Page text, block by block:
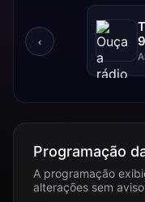
‹
Programação
A programação
alterações sem